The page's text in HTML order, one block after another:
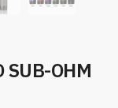
SUB-OHM